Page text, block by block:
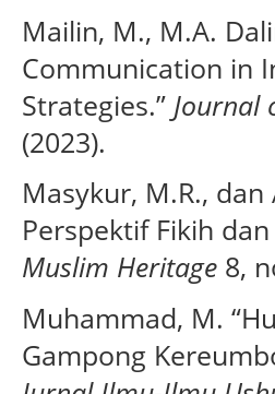
Mailin, M., M.A.
Communication in
Strategies.” Journal
(2023).
Masykur, M.R., dan
Perspektif Fikih
Muslim Heritage 8,
Muhammad, M.
Gampong